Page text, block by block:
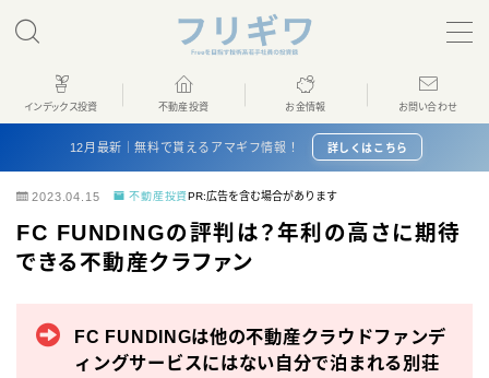
MENU
ホーム
不動産投資
お金情報
インデックス投資 不動産投資 お金情報 お問い合わせ
12月最新｜無料で貰えるアマギフ情報！ 詳しくはこちら
2023.04.15 不動産投資PR:広告を含む場合があります
FC FUNDINGの評判は？年利の高さに期待
できる不動産クラファン
FC FUNDINGは他の不動産クラウドファンデ
ィングサービスにはない自分で泊まれる別荘